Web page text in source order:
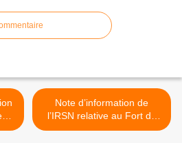
Note d’information de
l’IRSN relative au Fort de
Vaujours : Travaux de